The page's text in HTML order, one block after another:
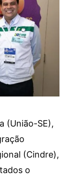
(União-SE),
(Cindre),
o